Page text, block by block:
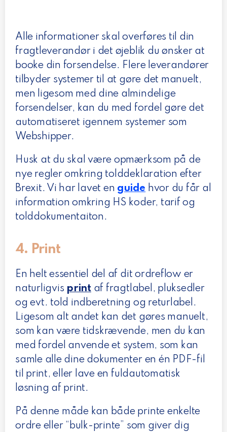
Alle informationer skal overføres til din
fragtleverandør i det øjeblik du ønsker at
booke din forsendelse. Flere leverandører
tilbyder systemer til at gøre det manuelt,
men ligesom med dine almindelige
forsendelser, kan du med fordel gøre det
automatiseret igennem systemer som
Webshipper.
Husk at du skal være opmærksom på de
nye regler omkring tolddeklaration efter
Brexit. Vi har lavet en guide hvor du får al
information omkring HS koder, tarif og
tolddokumentaiton.
4. Print
En helt essentiel del af dit ordreflow er
naturligvis printaf fragtlabel, pluksedler
og evt. told indberetning og returlabel.
Ligesom alt andet kan det gøres manuelt,
som kan være tidskrævende, men du kan
med fordel anvende et system, som kan
samle alle dine dokumenter en én PDF-fil
til print, eller lave en fuldautomatisk
løsning af print.
På denne måde kan både printe enkelte
ordre eller “bulk-printe” som giver dig